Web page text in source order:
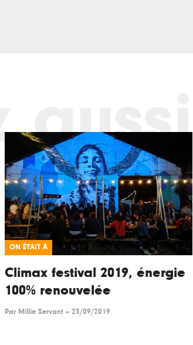
aussi
ON ÉTAIT À
Climax festival 2019, énergie
100% renouvelée
Par Millie Servant -- 23/09/2019